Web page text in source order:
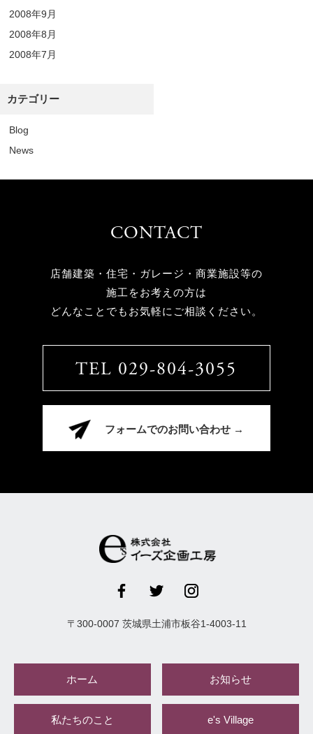
2008年9月
2008年8月
2008年7月
カテゴリー
Blog
News
CONTACT
店舗建築・住宅・ガレージ・商業施設等の
施工をお考えの方は
どんなことでもお気軽にご相談ください。
TEL 029-804-3055
フォームでのお問い合わせ →
〒 300-0007 茨城県土浦市板谷1-4003-11
ホーム お知らせ
私たちのこと e's Village